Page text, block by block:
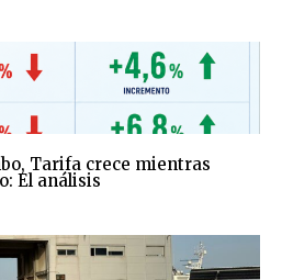
Tarifa crece mientras
El análisis